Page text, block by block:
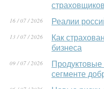
16 / 07 / 2026 Реалии
13 / 07 / 2026
Как
бизнеса
09 / 07 / 2026
сегменте